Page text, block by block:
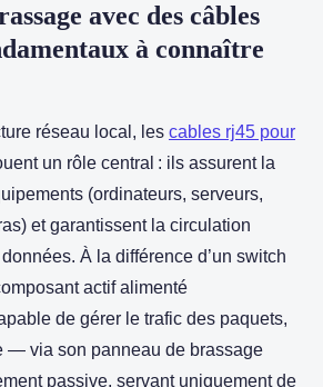
avec des câbles
à connaître
réseau local, les cables rj45 pour
un rôle central : ils assurent la
(ordinateurs, serveurs,
et garantissent la circulation
À la différence d’un switch
actif alimenté
de gérer le trafic des paquets,
— via son panneau de brassage
passive, servant uniquement de